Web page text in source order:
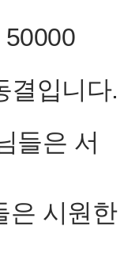
결입니다.
들은 서
은 시원한